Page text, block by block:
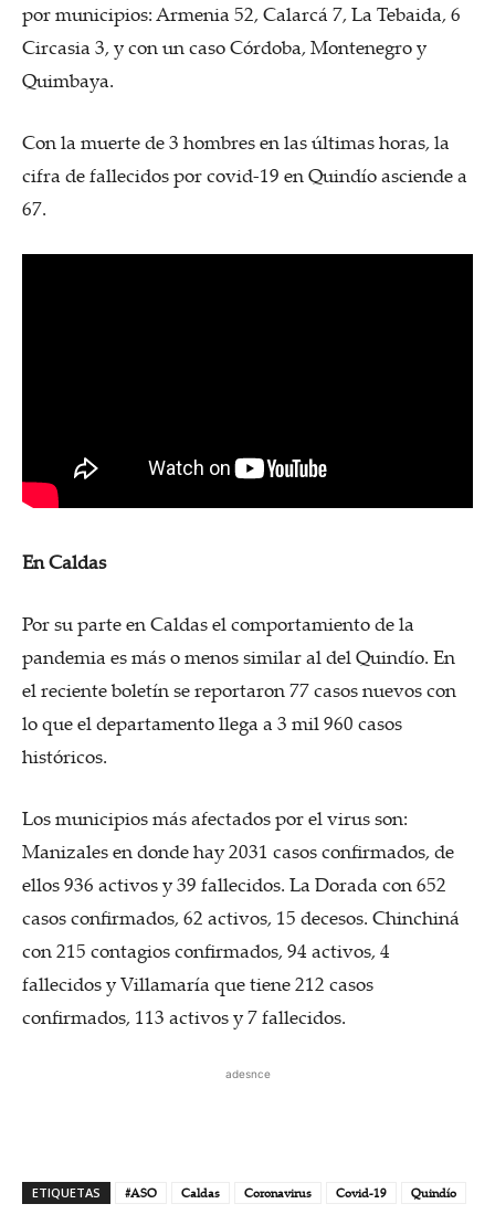
por municipios: Armenia 52, Calarcá 7, La Tebaida, 6
Circasia 3, y con un caso Córdoba, Montenegro y
Quimbaya.
Con la muerte de 3 hombres en las últimas horas, la
cifra de fallecidos por covid-19 en Quindío asciende a
67.
En Caldas
Por su parte en Caldas el comportamiento de la
pandemia es más o menos similar al del Quindío. En
el reciente boletín se reportaron 77 casos nuevos con
lo que el departamento llega a 3 mil 960 casos
históricos.
Los municipios más afectados por el virus son:
Manizales en donde hay 2031 casos confirmados, de
ellos 936 activos y 39 fallecidos. La Dorada con 652
casos confirmados, 62 activos, 15 decesos. Chinchiná
con 215 contagios confirmados, 94 activos, 4
fallecidos y Villamaría que tiene 212 casos
confirmados, 113 activos y 7 fallecidos.
adesnce
ETIQUETAS #ASO Caldas Coronavirus Covid-19 Quindío